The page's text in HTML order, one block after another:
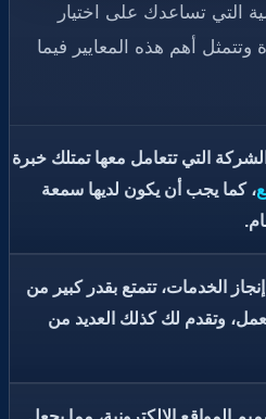
التي تساعدك على اختيار
أهم هذه المعايير فيما
التي تتعامل معها تمتلك خبرة
، كما يجب أن يكون لديها سمعة
الخدمات، تتمتع بقدر كبير من
وتقدم لك كذلك العديد من